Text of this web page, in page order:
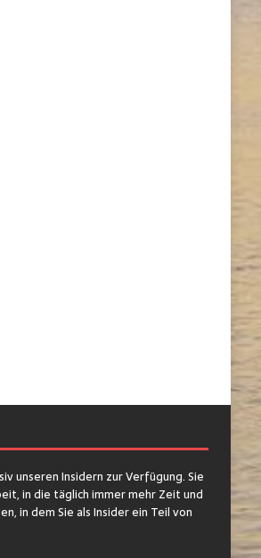
unseren Insidern zur Verfügung. Sie
in die täglich immer mehr Zeit und
in dem Sie als Insider ein Teil von